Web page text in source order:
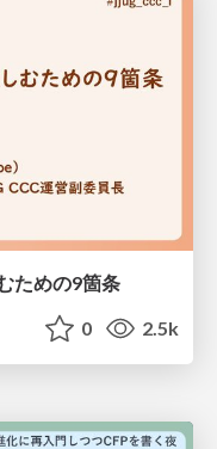
ための9箇条
0 2.5k